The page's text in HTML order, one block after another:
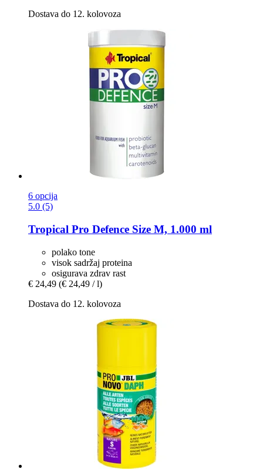
Dostava do 12. kolovoza
6 opcija
5.0 (5)
Tropical Pro Defence Size M, 1.000 ml
polako tone
visok sadržaj proteina
osigurava zdrav rast
€ 24,49 (€ 24,49 / l)
Dostava do 12. kolovoza